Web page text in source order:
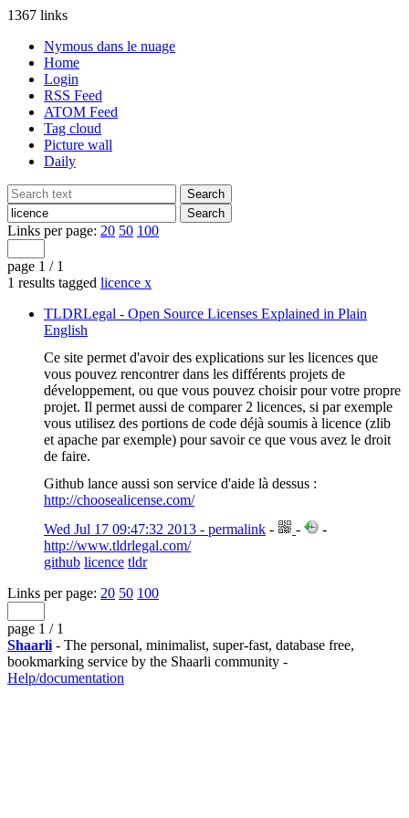
1367 links
Nymous dans le nuage
Home
Login
RSS Feed
ATOM Feed
Tag cloud
Picture wall
Daily
Links per page: 20 50 100
page 1 / 1
1 results tagged licence x
TLDRLegal - Open Source Licenses Explained in Plain
English
Ce site permet d'avoir des explications sur les licences que
vous pouvez rencontrer dans les différents projets de
développement, ou que vous pouvez choisir pour votre propre
projet. Il permet aussi de comparer 2 licences, si par exemple
vous utilisez des portions de code déjà soumis à licence (zlib
et apache par exemple) pour savoir ce que vous avez le droit
de faire.
Github lance aussi son service d'aide là dessus :
http://choosealicense.com/
Wed Jul 17 09:47:32 2013 - permalink - -
-
http://www.tldrlegal.com/
github licence tldr
Links per page: 20 50 100
page 1 / 1
Shaarli - The personal, minimalist, super-fast, database free,
bookmarking service by the Shaarli community -
Help/documentation